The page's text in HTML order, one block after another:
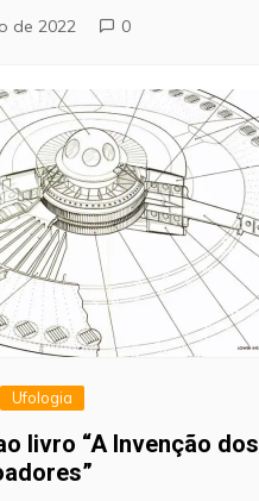
de 2022 0
Ufologia
livro “A Invenção dos